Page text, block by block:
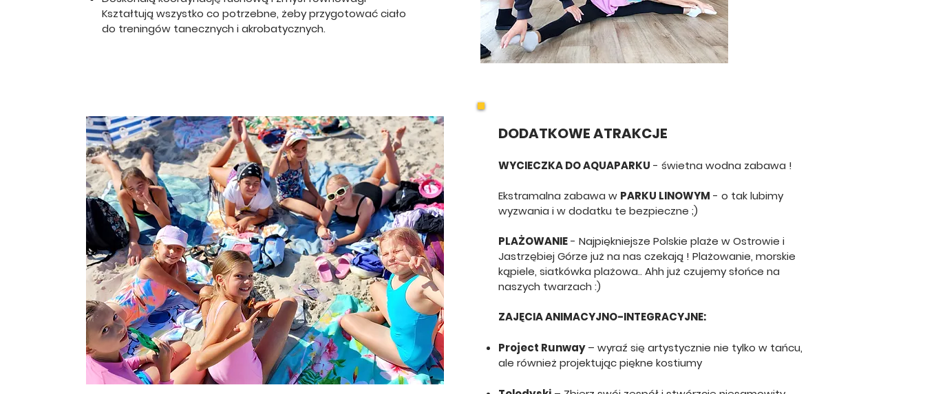
Kształtują wszystko co potrzebne, żeby przygotować ciało
do treningów tanecznych i akrobatycznych.
DODATKOWE ATRAKCJE​
WYCIECZKA DO AQUAPARKU - świetna wodna zabawa !​​
Ekstramalna zabawa w PARKU LINOWYM - o tak lubimy
wyzwania i w dodatku te bezpieczne ;)
PLAŻOWANIE- Najpiękniejsze Polskie plaże w Ostrowie i
Jastrzębiej Górze już na nas czekają ! Plażowanie, morskie
kąpiele, siatkówka plażowa.. Ahh już czujemy słońce na
naszych twarzach :)
ZAJĘCIA ANIMACYJNO-INTEGRACYJNE:
Project Runway– wyraź się artystycznie nie tylko w tańcu,
ale również projektując piękne kostiumy